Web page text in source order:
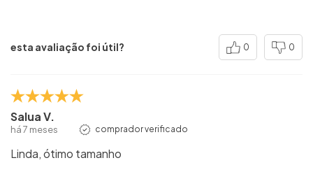
esta avaliação foi útil? 0 0
Salua V.
há 7 meses comprador verificado
Linda, ótimo tamanho